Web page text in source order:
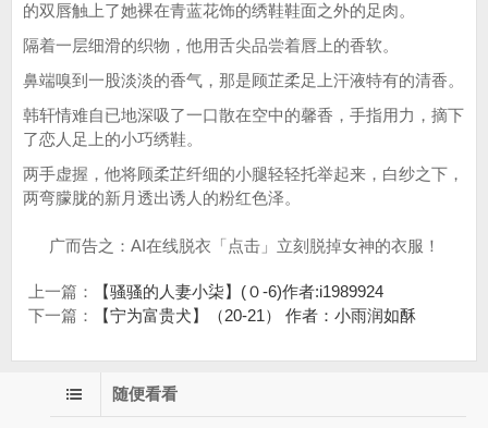
的双唇触上了她裸在青蓝花饰的绣鞋鞋面之外的足肉。
隔着一层细滑的织物，他用舌尖品尝着唇上的香软。
鼻端嗅到一股淡淡的香气，那是顾芷柔足上汗液特有的清香。
韩轩情难自已地深吸了一口散在空中的馨香，手指用力，摘下
了恋人足上的小巧绣鞋。
两手虚握，他将顾柔芷纤细的小腿轻轻托举起来，白纱之下，
两弯朦胧的新月透出诱人的粉红色泽。
广而告之：AI在线脱衣「点击」立刻脱掉女神的衣服！
上一篇：
【骚骚的人妻小柒】(０-6)作者:i1989924
下一篇：
【宁为富贵犬】（20-21） 作者：小雨润如酥
随便看看